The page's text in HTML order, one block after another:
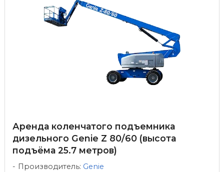
Аренда коленчатого подъемника
дизельного Genie Z 80/60 (высота
подъёма 25.7 метров)
Производитель: Genie